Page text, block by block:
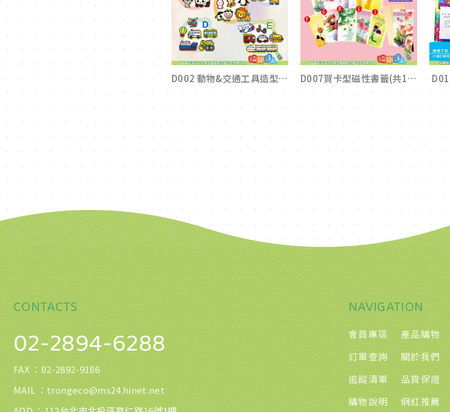
D002 動物&交通工具造型磁鐵 D007賀卡型磁性書籤(共10款)
CONTACTS
02-2894-6288
FAX ： 02-2892-9186
MAIL ： trongeco@ms24.hinet.net
NAVIGATION
會員專區
訂單查詢
追蹤清單
購物說明
產品購物
關於我們
品質保證
網紅推薦